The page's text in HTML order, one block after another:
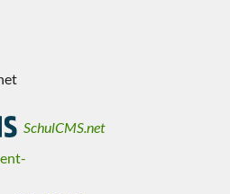
SchulCMS.net